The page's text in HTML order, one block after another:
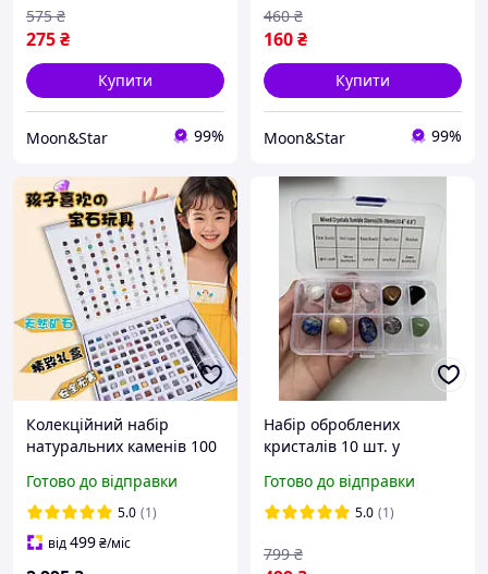
природний камінь
275₴
575 ₴
Купити
Moon&Star 99%
160₴
460 ₴
Купити
Moon&Star 99%
Колекційний набір
натуральних каменів 100
навчання дітей у коробці
Готово до відправки
5.0 (1)
від499₴/міс
Набір оброблених
кристалів 10 шт. у
медитації
Готово до відправки
5.0 (1)
799 ₴